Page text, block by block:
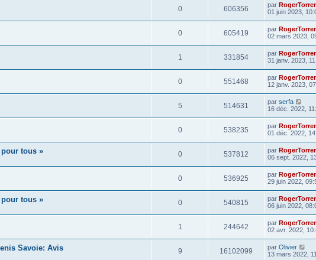
0 606356 par
01 juin 2023,
0 605419 par
02 mars 2023,
1 331854 par
31 janv. 2023,
0 551468 par
12 janv. 2023,
5 514631 par serfa
16 déc. 2022,
0 538235 par
01 déc. 2022,
tous » 0 537812 par
06 sept. 2022,
0 536925 par
29 juin 2022,
tous » 0 540815 par
06 juin 2022,
1 244642 par
02 avr. 2022,
Savoie: Avis 9 16102099 par Olivier
13 mars 2022,